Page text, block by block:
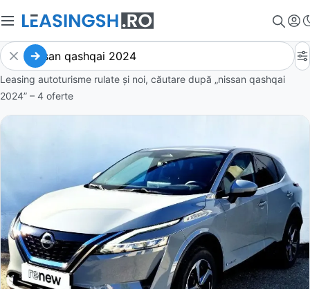
Leasing autoturisme rulate și noi, căutare după „nissan qashqai
2024” – 4 oferte